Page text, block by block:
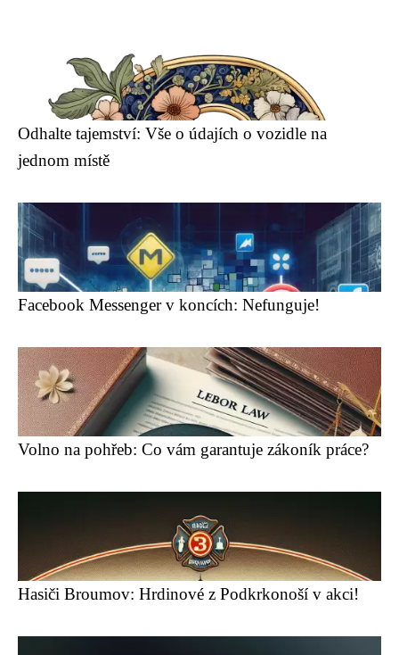
Odhalte tajemství: Vše o údajích o vozidle na
jednom místě
Facebook Messenger v koncích: Nefunguje!
Volno na pohřeb: Co vám garantuje zákoník práce?
Hasiči Broumov: Hrdinové z Podkrkonoší v akci!